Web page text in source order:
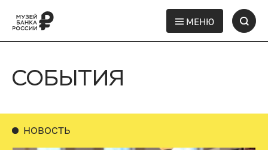
МЕНЮ
СОБЫТИЯ
НОВОСТЬ